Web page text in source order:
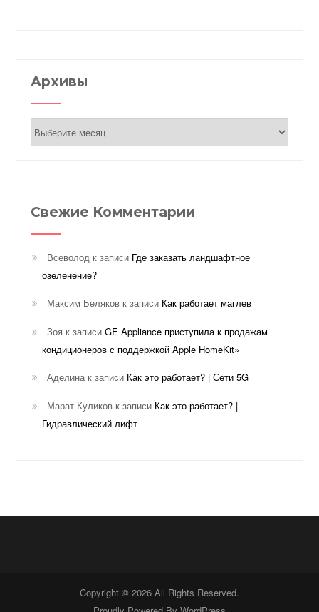
Архивы
Архивы
Свежие Комментарии
Всеволод к записи Где заказать ландшафтное
озеленение?
Максим Беляков к записи Как работает маглев
Зоя к записиGE Appliance приступила к продажам
кондиционеров с поддержкой Apple HomeKit»
Аделинак записи Как это работает? | Сети 5G
Марат Куликов к записи Как это работает? |
Гидравлический лифт
Copyright © 2026 All Rights Reserved.